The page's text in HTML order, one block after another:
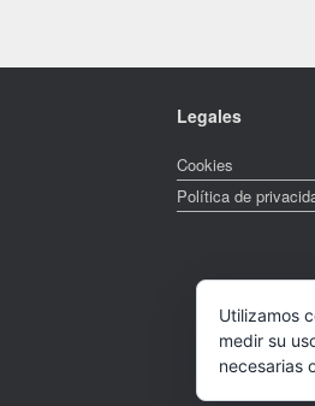
Legales
Cookies
Política de
Utilizamos
medir su
necesarias